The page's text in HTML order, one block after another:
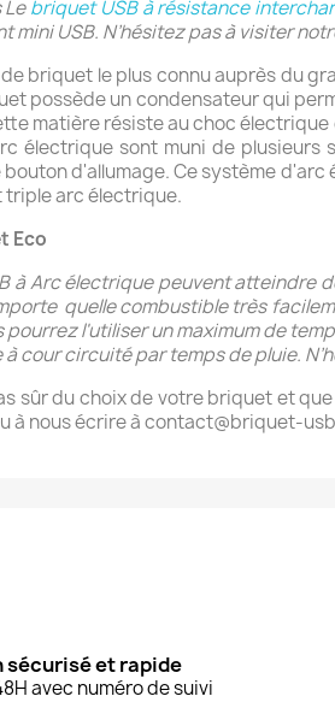
Lebriquet USB à résistance
mini USB. N’hésitez pas à visiter
briquet le plus connu auprès du
possède un condensateur qui
matière résiste au choc
électrique sont muni de
d'allumage. Ce système
arc électrique.
Eco
à Arc électrique peuvent atteindre
quelle combustible très
pourrez l'utiliser un maximum de
cour circuité par temps de pluie.
sûr du choix de votre briquet et
à nous écrire à contact@briquet-
sécurisé et rapide
avec numéro de suivi